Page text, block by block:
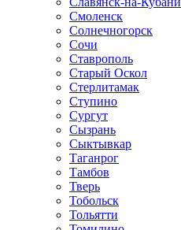
Смоленск
Солнечногорск
Сочи
Ставрополь
Старый Оскол
Стерлитамак
Ступино
Сургут
Сызрань
Сыктывкар
Таганрог
Тамбов
Тверь
Тобольск
Тольятти